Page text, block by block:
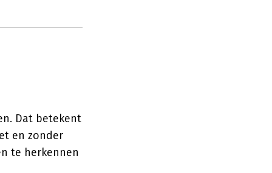
Dat betekent
en zonder
te herkennen